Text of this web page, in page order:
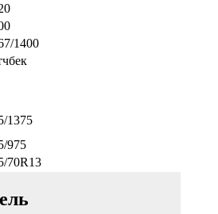
1400
1375
975
70R13